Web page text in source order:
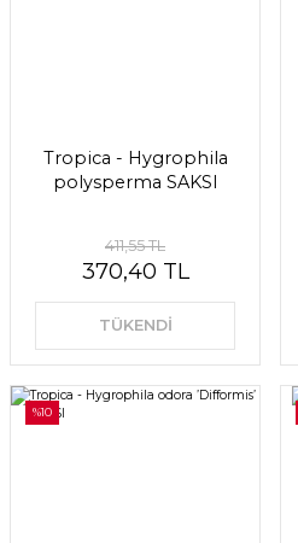
Tropica - Hygrophila
polysperma SAKSI
411,55 TL
370,40 TL
TÜKENDİ
%10